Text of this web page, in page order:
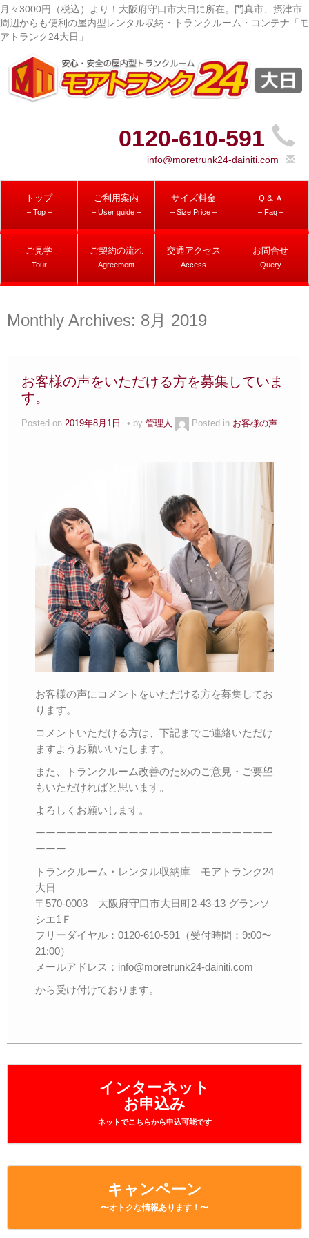
月々3000円（税込）より！大阪府守口市大日に所在。門真市、摂津市
周辺からも便利の屋内型レンタル収納・トランクルーム・コンテナ「モ
アトランク24大日」
0120-610-591
info@moretrunk24-dainiti.com
トップ
– Top –
ご利用案内
– User guide –
サイズ料金
– Size Price –
Ｑ＆Ａ
– Faq –
ご見学
– Tour –
ご契約の流れ
– Agreement –
交通アクセス
– Access –
お問合せ
– Query –
インターネット
お申込み
ネットでこちらから申込可能です
キャンペーン
〜オトクな情報あります！〜
Monthly Archives: 8月 2019
お客様の声をいただける方を募集していま
す。
Posted on 2019年8月1日 by 管理人 Posted in お客様の声
お客様の声にコメントをいただける方を募集してお
ります。
コメントいただける方は、下記までご連絡いただけ
ますようお願いいたします。
また、トランクルーム改善のためのご意見・ご要望
もいただければと思います。
よろしくお願いします。
ーーーーーーーーーーーーーーーーーーーーーーー
ーーー
トランクルーム・レンタル収納庫 モアトランク24
大日
〒570-0003 大阪府守口市大日町2-43-13 グランソ
シエ1Ｆ
フリーダイヤル：0120-610-591（受付時間：9:00〜
21:00）
メールアドレス：info@moretrunk24-dainiti.com
から受け付けております。